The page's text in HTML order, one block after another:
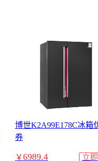
博世K2A99E178C冰箱
券
￥6989.4 立